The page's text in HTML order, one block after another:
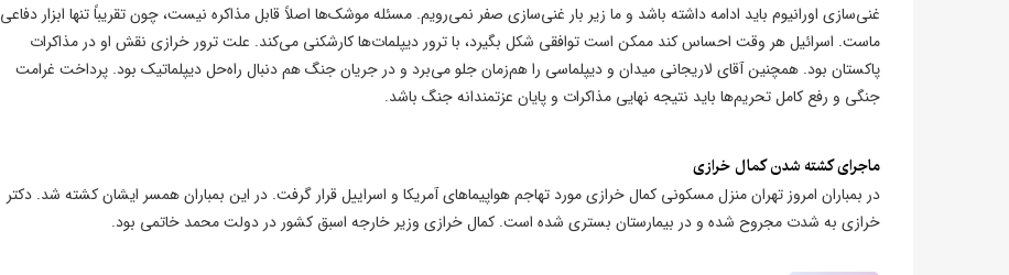
غنی‌سازی اورانیوم باید ادامه داشته باشد و ما زیر بار غنی‌سازی صفر نمی‌رویم. مسئله موشک‌ها اصلاً قابل مذاکره نیست، چون تقریباً تنها ابزار دفاعی
ماست. اسرائیل هر وقت احساس کند ممکن است توافقی شکل بگیرد، با ترور دیپلمات‌ها کارشکنی می‌کند. علت ترور خرازی نقش او در مذاکرات
پاکستان بود. همچنین آقای لاریجانی میدان و دیپلماسی را هم‌زمان جلو می‌برد و در جریان جنگ هم دنبال راه‌حل دیپلماتیک بود. پرداخت غرامت
جنگی و رفع کامل تحریم‌ها باید نتیجه نهایی مذاکرات و پایان عزتمندانه جنگ باشد.
ماجرای کشته شدن کمال خرازی
در بمباران امروز تهران منزل مسکونی کمال خرازی مورد تهاجم هواپیماهای آمریکا و اسراییل قرار گرفت. در این بمباران همسر ایشان کشته شد. دکتر
خرازی به شدت مجروح شده و در بیمارستان بستری شده است. کمال خرازی وزیر خارجه اسبق کشور در دولت محمد خاتمی بود.